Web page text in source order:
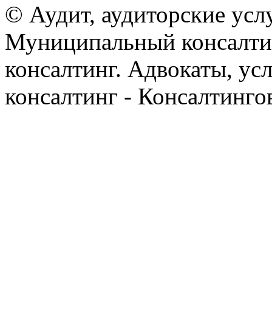
© Аудит, аудиторские
Муниципальный
консалтинг. Адвокаты,
консалтинг -